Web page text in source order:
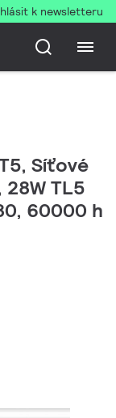
k newsletteru
Síťové
28W TL5
60000 h